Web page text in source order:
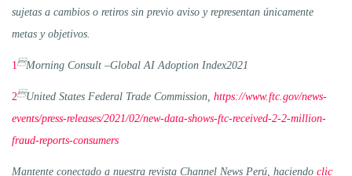
sujetas a cambios o retiros sin previo aviso y representan únicamente
metas y objetivos.
1Morning Consult –Global AI Adoption Index2021
2United States Federal Trade Commission, https://www.ftc.gov/news-
events/press-releases/2021/02/new-data-shows-ftc-received-2-2-million-
fraud-reports-consumers
Mantente conectado a nuestra revista Channel News Perú, haciendo clic